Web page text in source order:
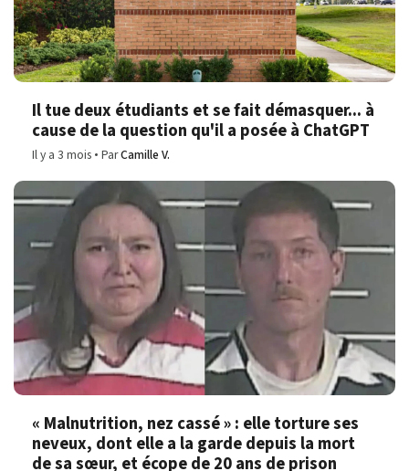
Il tue deux étudiants et se fait démasquer... à
cause de la question qu'il a posée à ChatGPT
Il y a 3 mois ParCamille V.
« Malnutrition, nez cassé » : elle torture ses
neveux, dont elle a la garde depuis la mort
de sa sœur, et écope de 20 ans de prison